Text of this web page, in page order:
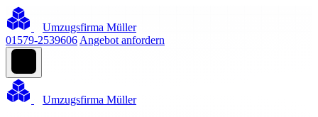
Umzugsfirma Müller
01579-2539606 Angebot anfordern
Umzugsfirma Müller